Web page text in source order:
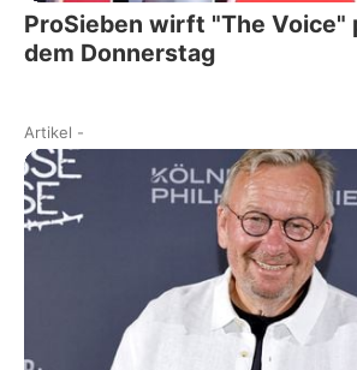
ProSieben wirft "The Voice"
dem Donnerstag
Artikel -